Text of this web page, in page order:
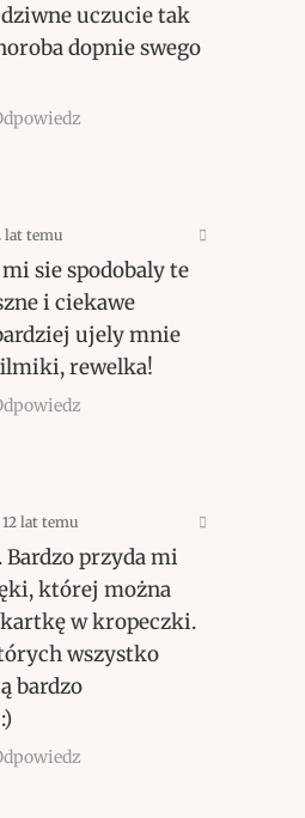
uczucie tak
dopnie swego
lat temu
sie spodobaly te
i ciekawe
ujely mnie
rewelka!
12 lat temu
przyda mi
której można
w kropeczki.
wszystko
bardzo